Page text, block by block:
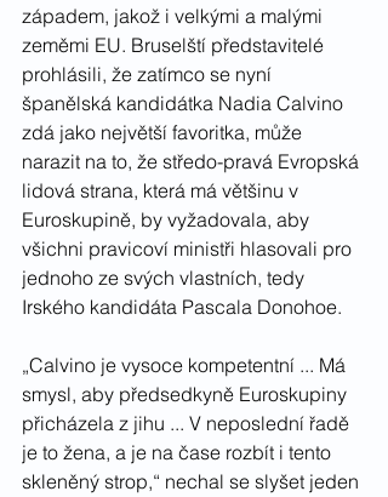
západem, jakož i velkými a malými
zeměmi EU. Bruselští představitelé
prohlásili, že zatímco se nyní
španělská kandidátka Nadia Calvino
zdá jako největší favoritka, může
narazit na to, že středo-pravá Evropská
lidová strana, která má většinu v
Euroskupině, by vyžadovala, aby
všichni pravicoví ministři hlasovali pro
jednoho ze svých vlastních, tedy
Irského kandidáta Pascala Donohoe.
„Calvino je vysoce kompetentní ... Má
smysl, aby předsedkyně Euroskupiny
přicházela z jihu ... V neposlední řadě
je to žena, a je na čase rozbít i tento
skleněný strop,“ nechal se slyšet jeden